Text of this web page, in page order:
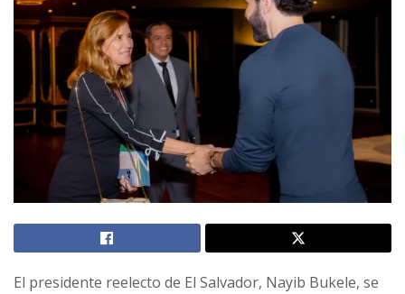
El presidente reelecto de El Salvador, Nayib Bukele, se